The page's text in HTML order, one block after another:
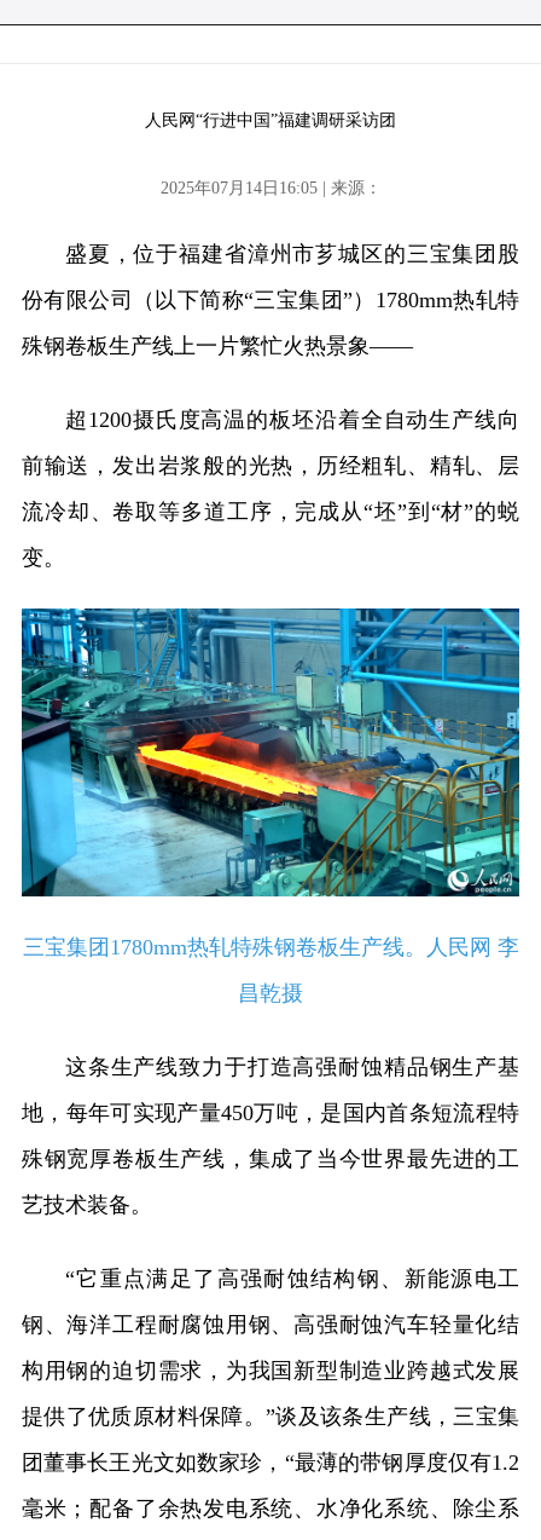
人民网“行进中国”福建调研采访团
2025年07月14日16:05 | 来源：
盛夏，位于福建省漳州市芗城区的三宝集团股
份有限公司（以下简称“三宝集团”）1780mm热轧特
殊钢卷板生产线上一片繁忙火热景象——
超1200摄氏度高温的板坯沿着全自动生产线向
前输送，发出岩浆般的光热，历经粗轧、精轧、层
流冷却、卷取等多道工序，完成从“坯”到“材”的蜕
变。
三宝集团1780mm热轧特殊钢卷板生产线。人民网 李
昌乾摄
这条生产线致力于打造高强耐蚀精品钢生产基
地，每年可实现产量450万吨，是国内首条短流程特
殊钢宽厚卷板生产线，集成了当今世界最先进的工
艺技术装备。
“它重点满足了高强耐蚀结构钢、新能源电工
钢、海洋工程耐腐蚀用钢、高强耐蚀汽车轻量化结
构用钢的迫切需求，为我国新型制造业跨越式发展
提供了优质原材料保障。”谈及该条生产线，三宝集
团董事长王光文如数家珍，“最薄的带钢厚度仅有1.2
毫米；配备了余热发电系统、水净化系统、除尘系